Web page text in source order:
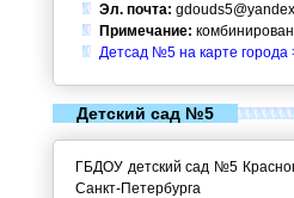
Эл. почта:
Примечание:
Детсад №5 на карте города
Детский сад №5
ГБДОУ детский сад №5
Санкт-Петербурга